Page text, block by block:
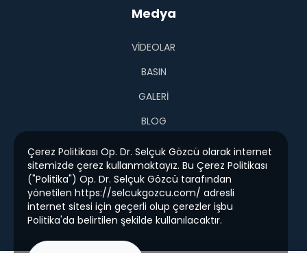
Medya
VIDEOLAR
BASIN
GALERI
BLOG
Çerez Politikası Op. Dr. Selçuk Gözcü olarak internet
sitemizde çerez kullanmaktayız. Bu Çerez Politikası
("Politika") Op. Dr. Selçuk Gözcü tarafından
yönetilen https://selcukgozcu.com/ adresli
internet sitesi için geçerli olup çerezler işbu
Politika'da belirtilen şekilde kullanılacaktır.